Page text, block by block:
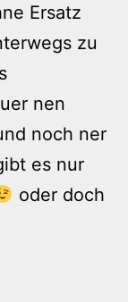
Ersatz
zu
nen
noch ner
es nur
oder doch